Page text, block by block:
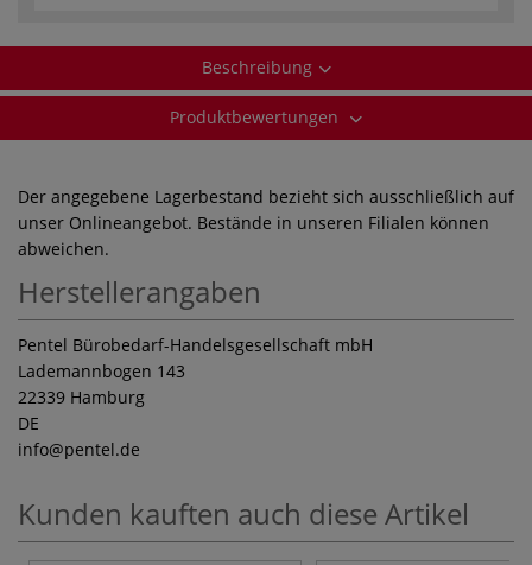
Beschreibung
Produktbewertungen
Der angegebene Lagerbestand bezieht sich ausschließlich auf
unser Onlineangebot. Bestände in unseren Filialen können
abweichen.
Herstellerangaben
Pentel Bürobedarf-Handelsgesellschaft mbH
Lademannbogen 143
22339 Hamburg
DE
info@pentel.de
Kunden kauften auch diese Artikel